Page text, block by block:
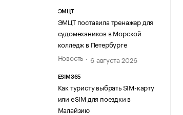
ЭМЦТ
ЭМЦТ поставила тренажер для
судомехаников в Морской
колледж в Петербурге
Новость
6 августа 2026
ESIM365
Как туристу выбрать SIM-карту
или eSIM для поездки в
Малайзию